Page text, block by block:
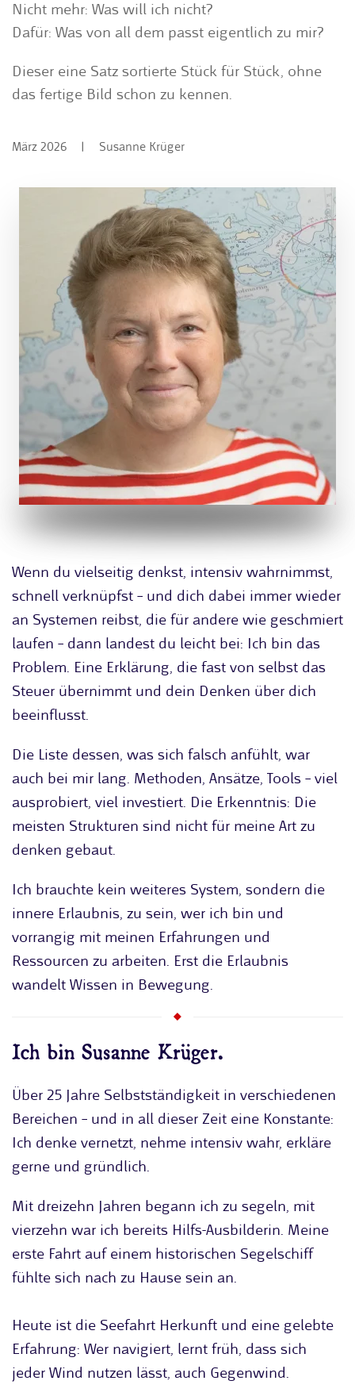
Nicht mehr: Was will ich nicht?
Dafür: Was von all dem passt eigentlich zu mir?
Dieser eine Satz sortierte Stück für Stück, ohne
das fertige Bild schon zu kennen.
März 2026 | Susanne Krüger
Wenn du vielseitig denkst, intensiv wahrnimmst,
schnell verknüpfst – und dich dabei immer wieder
an Systemen reibst, die für andere wie geschmiert
laufen – dann landest du leicht bei: Ich bin das
Problem. Eine Erklärung, die fast von selbst das
Steuer übernimmt und dein Denken über dich
beeinflusst.
Die Liste dessen, was sich falsch anfühlt, war
auch bei mir lang. Methoden, Ansätze, Tools – viel
ausprobiert, viel investiert. Die Erkenntnis: Die
meisten Strukturen sind nicht für meine Art zu
denken gebaut.
Ich brauchte kein weiteres System, sondern die
innere Erlaubnis, zu sein, wer ich bin und
vorrangig mit meinen Erfahrungen und
Ressourcen zu arbeiten. Erst die Erlaubnis
wandelt Wissen in Bewegung.
Ich bin Susanne Krüger.
Über 25 Jahre Selbstständigkeit in verschiedenen
Bereichen – und in all dieser Zeit eine Konstante:
Ich denke vernetzt, nehme intensiv wahr, erkläre
gerne und gründlich.
Mit dreizehn Jahren begann ich zu segeln, mit
vierzehn war ich bereits Hilfs-Ausbilderin. Meine
erste Fahrt auf einem historischen Segelschiff
fühlte sich nach zu Hause sein an.
Heute ist die Seefahrt Herkunft und eine gelebte
Erfahrung: Wer navigiert, lernt früh, dass sich
jeder Wind nutzen lässt, auch Gegenwind.